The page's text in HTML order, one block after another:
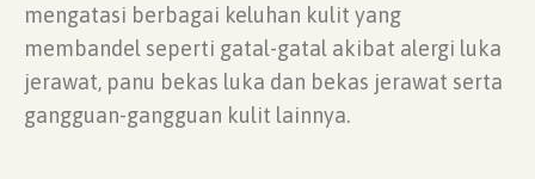
mengatasi berbagai keluhan kulit yang
membandel seperti gatal-gatal akibat alergi luka
jerawat, panu bekas luka dan bekas jerawat serta
gangguan-gangguan kulit lainnya.